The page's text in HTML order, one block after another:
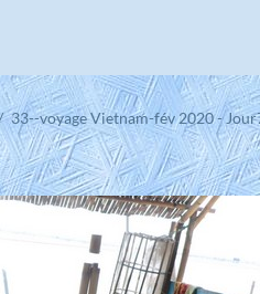
33--voyage Vietnam-fév 2020 -